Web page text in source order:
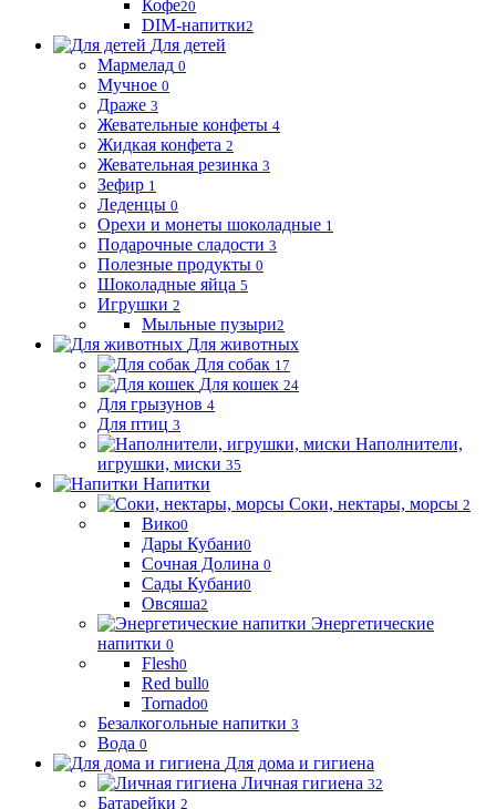
Кофе20
DIM-напитки2
Для детей
Мармелад 0
Мучное 0
Драже 3
Жевательные конфеты 4
Жидкая конфета 2
Жевательная резинка 3
Зефир 1
Леденцы 0
Орехи и монеты шоколадные 1
Подарочные сладости 3
Полезные продукты 0
Шоколадные яйца 5
Игрушки 2
Мыльные пузыри2
Для животных
Для собак 17
Для кошек 24
Для грызунов 4
Для птиц 3
Наполнители,
игрушки, миски 35
Напитки
Соки, нектары, морсы 2
Вико0
Дары Кубани0
Сочная Долина 0
Сады Кубани0
Овсяша2
Энергетические
напитки 0
Flesh0
Red bull0
Tornado0
Безалкогольные напитки 3
Вода 0
Для дома и гигиена
Личная гигиена 32
Батарейки 2